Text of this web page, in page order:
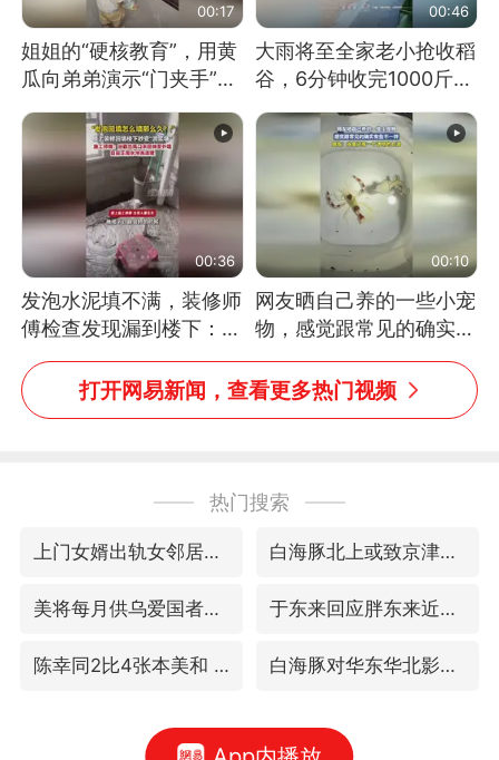
00:17
姐姐的“硬核教育”，用黄
瓜向弟弟演示“门夹手”，
网友：果然言传不如身
教！
00:46
大雨将至全家老小抢收稻
谷，6分钟收完1000斤，
没有一个人掉链子
00:36
发泡水泥填不满，装修师
傅检查发现漏到楼下：出
风口未延伸到外墙
00:10
网友晒自己养的一些小宠
物，感觉跟常见的确实有
些不一样
打开网易新闻，查看更多热门视频
热门搜索
上门女婿出轨女邻居多年被判重婚罪 白海豚北上或致京津冀暴雨
美将每月供乌爱国者拦截导弹 于东来回应胖东来近25年老店年底关闭
陈幸同2比4张本美和 国乒双线丢冠 白海豚对华东华北影响会大于巴威